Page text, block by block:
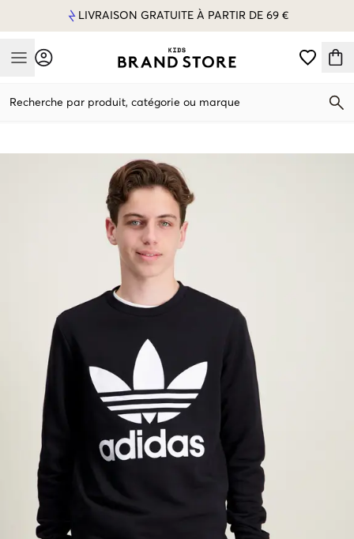
LIVRAISON GRATUITE À PARTIR DE 69 €
Mobile Menu
Recherche par produit, catégorie ou marque